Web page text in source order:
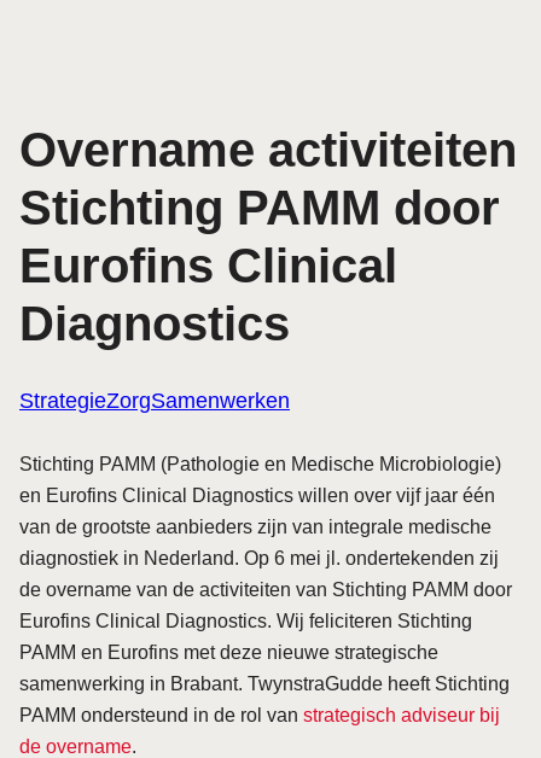
Overname activiteiten
Stichting PAMM door
Eurofins Clinical
Diagnostics
StrategieZorgSamenwerken
Stichting PAMM (Pathologie en Medische Microbiologie)
en Eurofins Clinical Diagnostics willen over vijf jaar één
van de grootste aanbieders zijn van integrale medische
diagnostiek in Nederland. Op 6 mei jl. ondertekenden zij
de overname van de activiteiten van Stichting PAMM door
Eurofins Clinical Diagnostics. Wij feliciteren Stichting
PAMM en Eurofins met deze nieuwe strategische
samenwerking in Brabant. TwynstraGudde heeft Stichting
PAMM ondersteund in de rol van strategisch adviseur bij
de overname.